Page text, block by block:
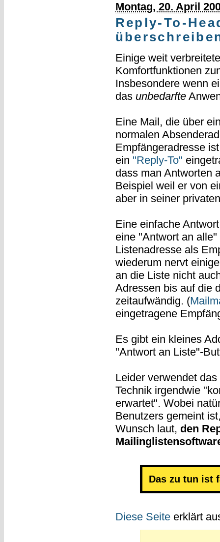
Montag, 20. April
Reply-To-
Einige weit
Komfortfunktionen
Insbesondere wenn
das unbedarfte
Eine Mail, die über
normalen
Empfängeradresse
ein "Reply-To"
dass man Antworten
Beispiel weil er von
aber in seiner
Eine einfache
eine "Antwort an
Listenadresse als
wiederum nervt
an die Liste nicht
Adressen bis auf die
zeitaufwändig. (
eingetragene
Es gibt ein kleines
"Antwort an Liste"-
Leider verwendet
Technik irgendwie
erwartet". Wobei
Benutzers gemeint
Wunsch laut, den
Das zu tun ist
Diese Seiteerklärt